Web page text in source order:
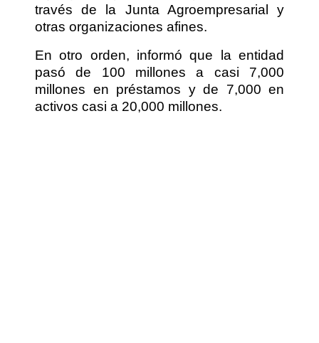
través de la Junta Agroempresarial y
otras organizaciones afines.
En otro orden, informó que la entidad
pasó de 100 millones a casi 7,000
millones en préstamos y de 7,000 en
activos casi a 20,000 millones.